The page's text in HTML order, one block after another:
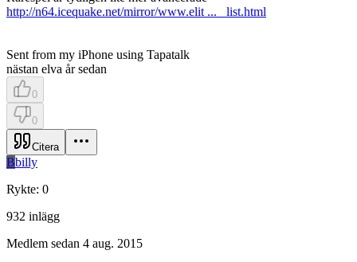
http://n64.icequake.net/mirror/www.elit ... _list.html
Sent from my iPhone using Tapatalk
nästan elva år sedan
0
0
Citera
Bbilly
Rykte: 0
932 inlägg
Medlem sedan 4 aug. 2015